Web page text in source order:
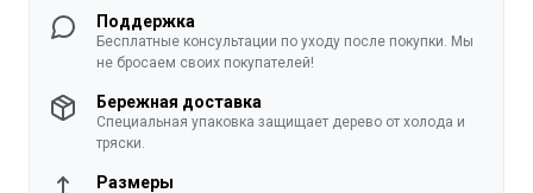
Поддержка
Бесплатные консультации по уходу после покупки. Мы
не бросаем своих покупателей!
Бережная доставка
Специальная упаковка защищает дерево от холода и
тряски.
Размеры